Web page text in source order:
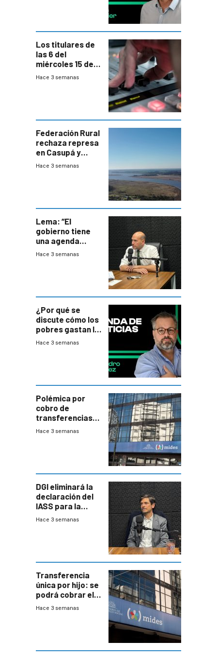
Los titulares de
las 6 del
miércoles 15 de
julio de 2026
Hace 3 semanas
Federación Rural
rechaza represa
en Casupá y
firma demanda
Hace 3 semanas
Lema: “El
gobierno tiene
una agenda
destructiva”
Hace 3 semanas
¿Por qué se
discute cómo los
pobres gastan la
plata?
Hace 3 semanas
Polémica por
cobro de
transferencias
del Mides en
Hace 3 semanas
DGI eliminará la
declaración del
IASS para la
mayoría de los
Hace 3 semanas
Transferencia
única por hijo: se
podrá cobrar el
100% en efectivo
Hace 3 semanas